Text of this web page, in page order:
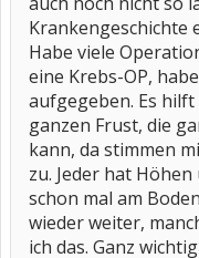
Krankengeschichte
Habe viele
eine Krebs-OP,
aufgegeben. Es
ganzen Frust, die
kann, da stimmen
zu. Jeder hat
schon mal am
wieder weiter,
ich das. Ganz